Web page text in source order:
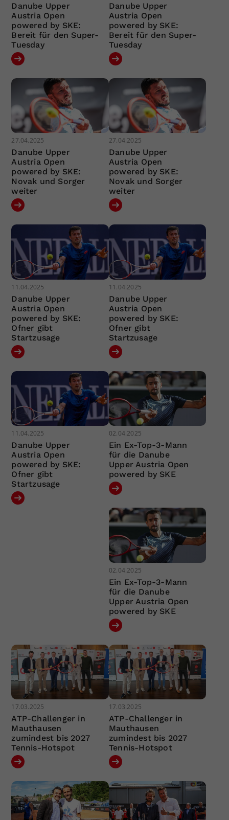
Danube Upper
Austria Open
powered by SKE:
Bereit für den Super-
Tuesday
Danube Upper
Austria Open
powered by SKE:
Bereit für den Super-
Tuesday
27.04.2025
Danube Upper
Austria Open
powered by SKE:
Novak und Sorger
weiter
27.04.2025
Danube Upper
Austria Open
powered by SKE:
Novak und Sorger
weiter
11.04.2025
Danube Upper
Austria Open
powered by SKE:
Ofner gibt
Startzusage
11.04.2025
Danube Upper
Austria Open
powered by SKE:
Ofner gibt
Startzusage
11.04.2025
Danube Upper
Austria Open
powered by SKE:
Ofner gibt
Startzusage
02.04.2025
Ein Ex-Top-3-Mann
für die Danube
Upper Austria Open
powered by SKE
02.04.2025
Ein Ex-Top-3-Mann
für die Danube
Upper Austria Open
powered by SKE
17.03.2025
ATP-Challenger in
Mauthausen
zumindest bis 2027
Tennis-Hotspot
17.03.2025
ATP-Challenger in
Mauthausen
zumindest bis 2027
Tennis-Hotspot